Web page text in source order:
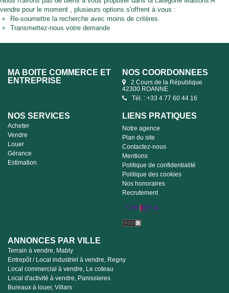
vendre pour le moment , plusieurs options s'offrent à vous :
Re-soumettre la recherche avec moins de critères.
Transmettez-nous votre demande
MA BOITE COMMERCE ET
ENTREPRISE
NOS COORDONNÉES
2 Cours de la République
42300 ROANNE
Tél. : +33 4 77 60 44 16
NOS SERVICES
Acheter
Vendre
Louer
Gérance
Estimation
LIENS PRATIQUES
Notre agence
Plan du site
Contactez-nous
Mentions
Politique de confidentialité
Politique des cookies
Nos honoraires
Recrutement
ANNONCES PAR VILLE
Terrain à vendre, Mably
Entrepôt / Local industriel à vendre, Regny
Local commercial à vendre, Le coteau
Local d'activité à vendre, Panissieres
Bureaux à louer, Villars